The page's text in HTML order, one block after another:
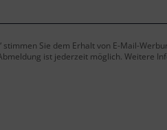
stimmen Sie dem Erhalt von E-Mail-
ist jederzeit möglich. Weitere